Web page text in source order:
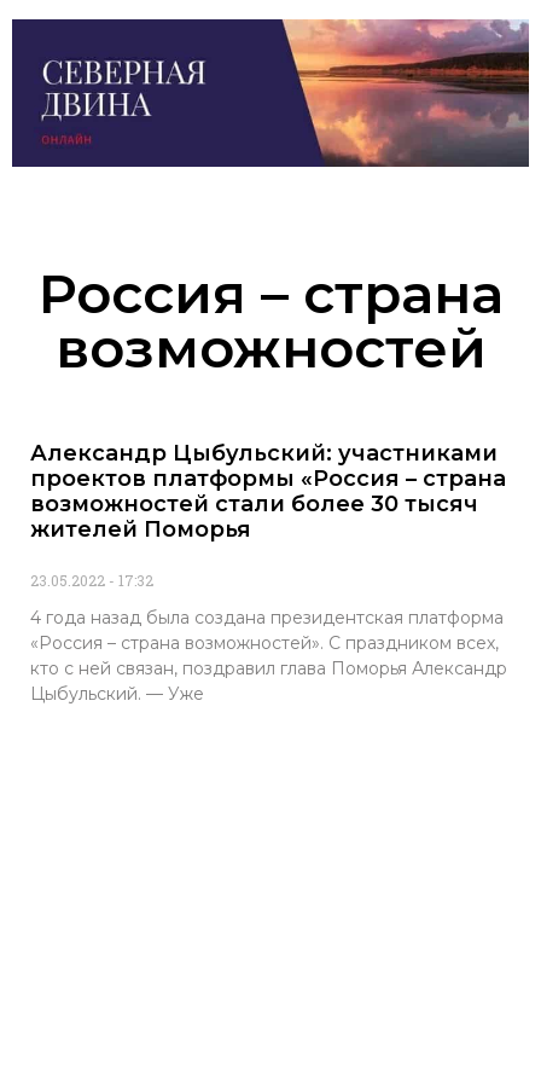
Россия – страна
возможностей
Александр Цыбульский: участниками
проектов платформы «Россия – страна
возможностей стали более 30 тысяч
жителей Поморья
23.05.2022 17:32
4 года назад была создана президентская платформа
«Россия – страна возможностей». С праздником всех,
кто с ней связан, поздравил глава Поморья Александр
Цыбульский. — Уже